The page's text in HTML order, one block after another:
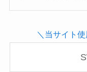
＼当サイト使